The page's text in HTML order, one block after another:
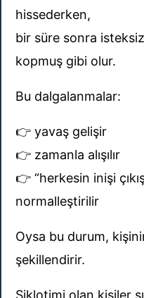
ve
hissederken,
bir süre sonra
kopmuş gibi olur.
Bu dalgalanmalar:
👉 yavaş gelişir
👉 zamanla alışılır
👉 “herkesin inişi
normalleştirilir
Oysa bu durum,
şekillendirir.